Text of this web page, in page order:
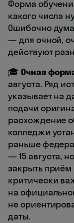
Форма
какого числа
Ошибочно
— для очной,
действуют
🎓 Очная
августа. Ряд
указывает на
подачи
расхождение
колледжи
раньше
— 15 августа,
закрыть
критически
на
не
даты.